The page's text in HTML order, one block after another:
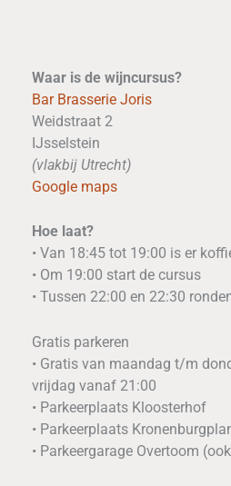
Waar is de wijncursus?
Bar Brasserie Joris
Weidstraat 2
IJsselstein
(vlakbij Utrecht)
Google maps
Hoe laat?
• Van 18:45 tot 19:00 is er
• Om 19:00 start de cursus
• Tussen 22:00 en 22:30
Gratis parkeren
• Gratis van maandag t/m
vrijdag vanaf 21:00
• Parkeerplaats Kloosterhof
• Parkeerplaats
• Parkeergarage Overtoom